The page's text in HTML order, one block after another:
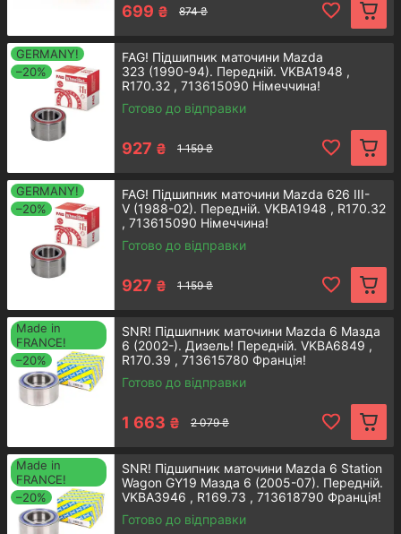
Задня маточина Мазда 6
Задня ступиця для Mazda, ціна якої вас
приємно порадує. Деталь виготовлена
у Франції компанією SNR.
Підшипник маточини Мазда 626
Дуже якісна деталь для передніх коліс
усіх Мазда 626, які були випущені у
період 1987 по 1992 роки. Виробник -
SNR (Францiя).
699 ₴ 874 ₴
GERMANY!
–20%
FAG! Підшипник маточини Mazda
323 (1990-94). Передній. VKBA1948 ,
R170.32 , 713615090 Німеччина!
Готово до відправки
927 ₴ 1 159 ₴
GERMANY!
–20%
FAG! Підшипник маточини Mazda 626 III-
V (1988-02). Передній. VKBA1948 , R170.32
, 713615090 Німеччина!
Готово до відправки
927 ₴ 1 159 ₴
Made in
FRANCE!
–20%
SNR! Підшипник маточини Mazda 6 Мазда
6 (2002-). Дизель! Передній. VKBA6849 ,
R170.39 , 713615780 Франція!
Готово до відправки
1 663 ₴ 2 079 ₴
Made in
FRANCE!
–20%
SNR! Підшипник маточини Mazda 6 Station
Wagon GY19 Мазда 6 (2005-07). Передній.
VKBA3946 , R169.73 , 713618790 Франція!
Готово до відправки